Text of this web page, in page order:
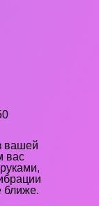
вашей
вас
ближе.